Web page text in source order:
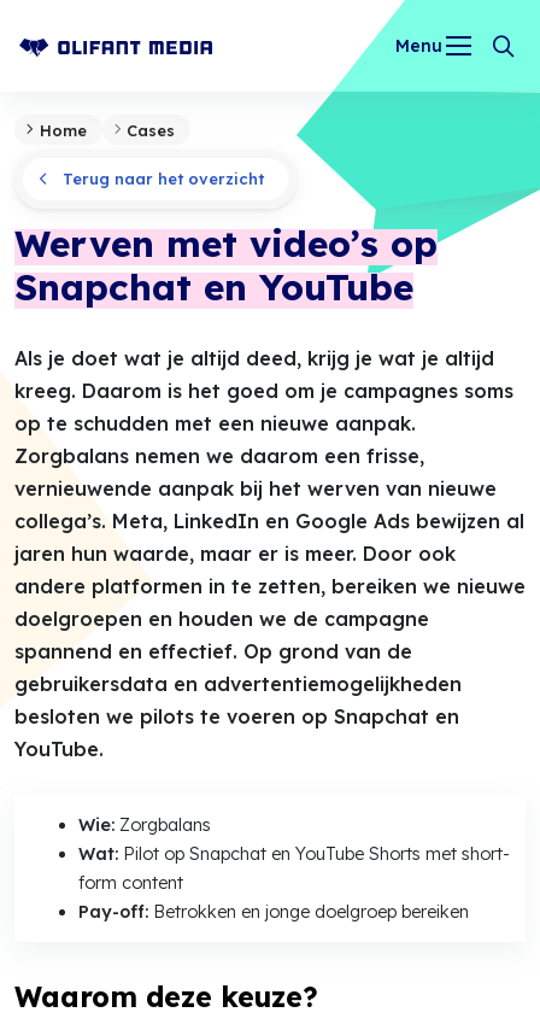
Menu
Home Cases
Terug naar het overzicht
Werven met video’s op
Snapchat en YouTube
Als je doet wat je altijd deed, krijg je wat je altijd
kreeg. Daarom is het goed om je campagnes soms
op te schudden met een nieuwe aanpak.
Zorgbalans nemen we daarom een frisse,
vernieuwende aanpak bij het werven van nieuwe
collega’s. Meta, LinkedIn en Google Ads bewijzen al
jaren hun waarde, maar er is meer. Door ook
andere platformen in te zetten, bereiken we nieuwe
doelgroepen en houden we de campagne
spannend en effectief. Op grond van de
gebruikersdata en advertentiemogelijkheden
besloten we pilots te voeren op Snapchat en
YouTube.
Wie: Zorgbalans
Wat:Pilot op Snapchat en YouTube Shorts met short-
form content
Pay-off: Betrokken en jonge doelgroep bereiken
Waarom deze keuze?